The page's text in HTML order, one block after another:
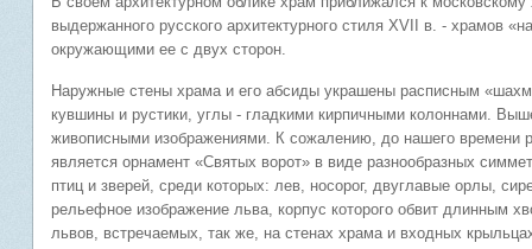
выдержанного русского архитектурного стиля XVII в. - храмов
окружающими ее с двух сторон.
Наружные стены храма и его абсиды украшены расписным
кувшины и рустики, углы - гладкими кирпичными колоннами.
живописными изображениями. К сожалению, до нашего времени
является орнамент «Святых ворот» в виде разнообразных
птиц и зверей, среди которых: лев, носорог, двуглавые орлы,
рельефное изображение льва, корпус которого обвит длинным
львов, встречаемых, так же, на стенах храма и входных